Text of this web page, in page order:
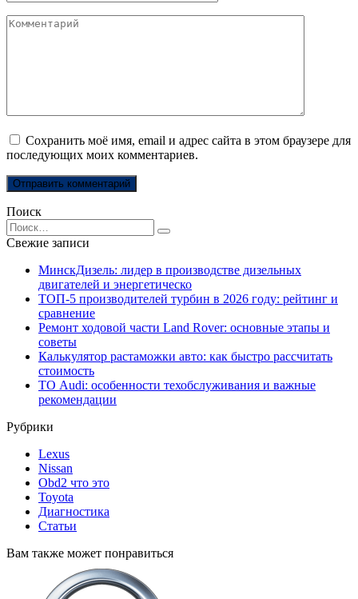
Комментарий
Сохранить моё имя, email и адрес сайта в этом браузере для
последующих моих комментариев.
Поиск
Search
for:
Свежие записи
МинскДизель: лидер в производстве дизельных
двигателей и энергетическо
ТОП-5 производителей турбин в 2026 году: рейтинг и
сравнение
Ремонт ходовой части Land Rover: основные этапы и
советы
Калькулятор растаможки авто: как быстро рассчитать
стоимость
ТО Audi: особенности техобслуживания и важные
рекомендации
Рубрики
Lexus
Nissan
Obd2 что это
Toyota
Диагностика
Статьи
Вам также может понравиться